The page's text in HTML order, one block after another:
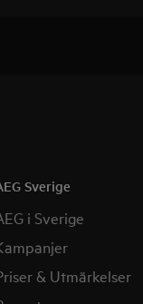
Sverige
i Sverige
& Utmärkelser